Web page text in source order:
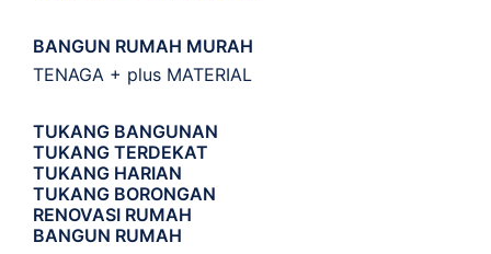
BANGUN RUMAH MURAH
TENAGA + plus MATERIAL
TUKANG BANGUNAN
TUKANG TERDEKAT
TUKANG HARIAN
TUKANG BORONGAN
RENOVASI RUMAH
BANGUN RUMAH